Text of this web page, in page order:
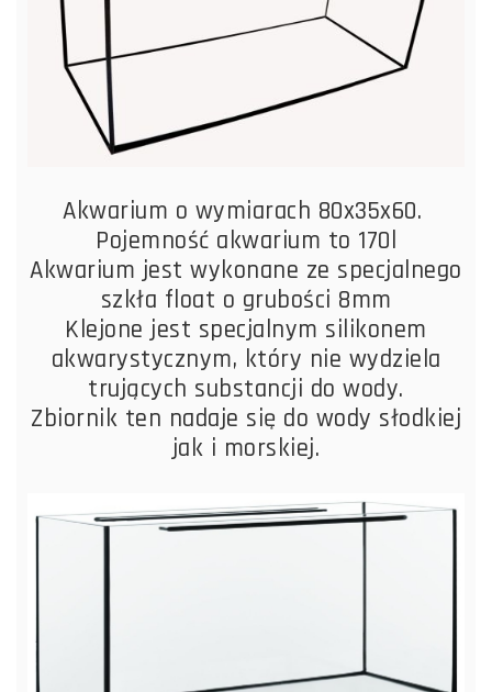
Akwarium o wymiarach 80x35x60.
Pojemność akwarium to 170l
Akwarium jest wykonane ze specjalnego
szkła float o grubości 8mm
Klejone jest specjalnym silikonem
akwarystycznym, który nie wydziela
trujących substancji do wody.
Zbiornik ten nadaje się do wody słodkiej
jak i morskiej.